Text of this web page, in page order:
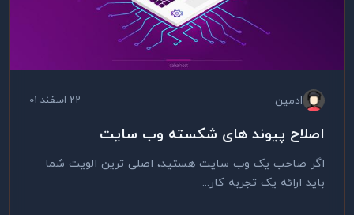
ادمین 22 اسفند 01
اصلاح پیوند های شکسته وب سایت
اگر صاحب یک وب سایت هستید، اصلی ترین الویت شما
باید ارائه یک تجربه کار...